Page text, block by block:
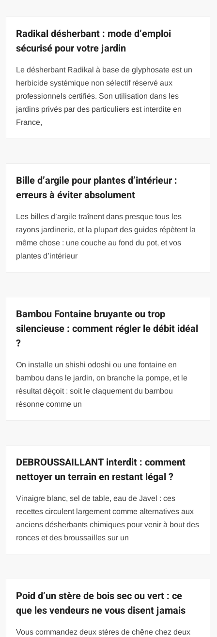
Radikal désherbant : mode d’emploi
sécurisé pour votre jardin
Le désherbant Radikal à base de glyphosate est un
herbicide systémique non sélectif réservé aux
professionnels certifiés. Son utilisation dans les
jardins privés par des particuliers est interdite en
France,
Bille d’argile pour plantes d’intérieur :
erreurs à éviter absolument
Les billes d’argile traînent dans presque tous les
rayons jardinerie, et la plupart des guides répètent la
même chose : une couche au fond du pot, et vos
plantes d’intérieur
Bambou Fontaine bruyante ou trop
silencieuse : comment régler le débit idéal
?
On installe un shishi odoshi ou une fontaine en
bambou dans le jardin, on branche la pompe, et le
résultat déçoit : soit le claquement du bambou
résonne comme un
DEBROUSSAILLANT interdit : comment
nettoyer un terrain en restant légal ?
Vinaigre blanc, sel de table, eau de Javel : ces
recettes circulent largement comme alternatives aux
anciens désherbants chimiques pour venir à bout des
ronces et des broussailles sur un
Poid d’un stère de bois sec ou vert : ce
que les vendeurs ne vous disent jamais
Vous commandez deux stères de chêne chez deux